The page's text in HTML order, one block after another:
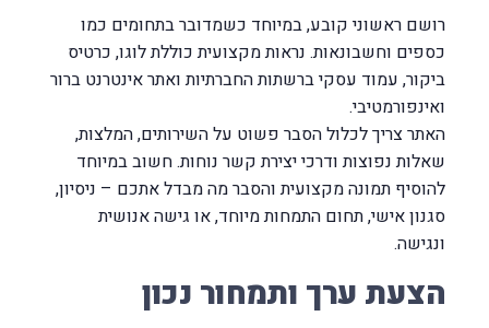
רושם ראשוני קובע, במיוחד כשמדובר בתחומים כמו
כספים וחשבונאות. נראות מקצועית כוללת לוגו, כרטיס
ביקור, עמוד עסקי ברשתות החברתיות ואתר אינטרנט ברור
ואינפורמטיבי.
האתר צריך לכלול הסבר פשוט על השירותים, המלצות,
שאלות נפוצות ודרכי יצירת קשר נוחות. חשוב במיוחד
להוסיף תמונה מקצועית והסבר מה מבדל אתכם – ניסיון,
סגנון אישי, תחום התמחות מיוחד, או גישה אנושית
ונגישה.
הצעת ערך ותמחור נכון